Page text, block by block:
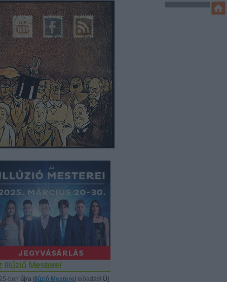
Illúzió Mesterei
ben újra Illúzió Mesterei előadás! Új